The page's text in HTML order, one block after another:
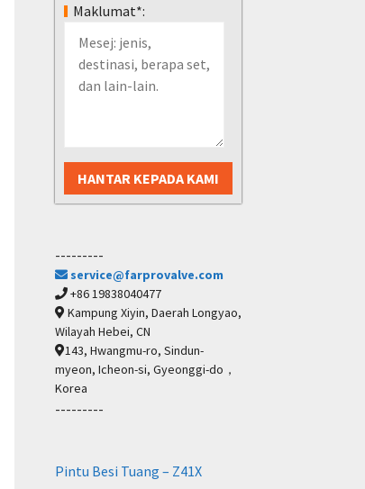
Maklumat*:
---------
service@farprovalve.com
+86 19838040477
Kampung Xiyin, Daerah Longyao,
Wilayah Hebei, CN
143, Hwangmu-ro, Sindun-
myeon, Icheon-si, Gyeonggi-do，
Korea
---------
Pintu Besi Tuang – Z41X